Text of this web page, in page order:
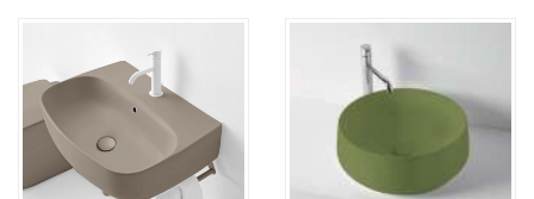
В КОРЗИНУ В КОРЗИНУ